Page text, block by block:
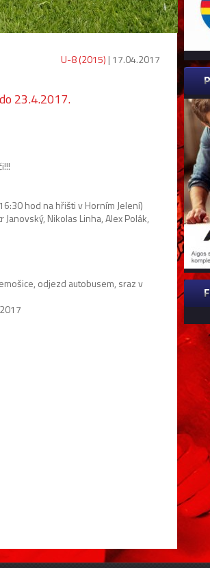
U-8 (2015) | 17.04.2017
23.4.2017.
hod na hřišti v Horním Jelení)
Nikolas Linha, Alex Polák,
odjezd autobusem, sraz v